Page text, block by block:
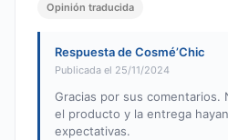
Opinión traducida
Respuesta de Cosmé’Chic
Publicada el 25/11/2024
Gracias por sus comentarios.
el producto y la entrega
expectativas.